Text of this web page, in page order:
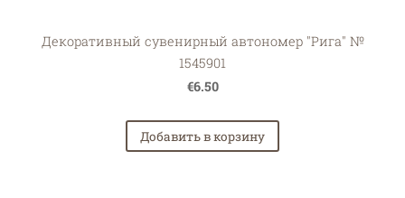
Декоративный сувенирный автономер "Рига" №
1545901
€6.50
Добавить в корзину